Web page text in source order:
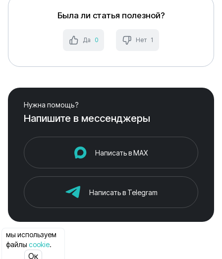
Была ли статья полезной?
Да 0 Нет 1
Нужна помощь?
Напишите в мессенджеры
Написать в MAX
Написать в Telegram
мы используем
файлыcookie.
Ок